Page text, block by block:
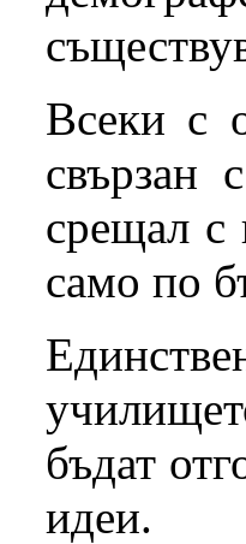
Всеки с
свързан
срещал с
само по
бъдат
идеи.